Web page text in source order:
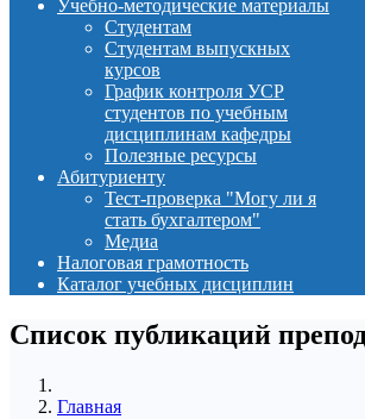
Учебно-методические материалы
Студентам
Студентам выпускных
курсов
График контроля УСР
студентов по учебным
дисциплинам кафедры
Полезные ресурсы
Абитуриенту
Тест-проверка "Могу ли я
стать бухгалтером"
Медиа
Налоговая грамотность
Каталог учебных дисциплин
Список публикаций
Главная